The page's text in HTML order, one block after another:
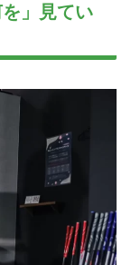
」見てい